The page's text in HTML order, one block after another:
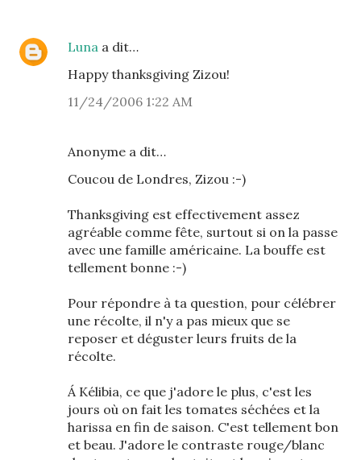
Luna a dit…
Happy thanksgiving Zizou!
11/24/2006 1:22 AM
Anonyme a dit…
Coucou de Londres, Zizou :-)
Thanksgiving est effectivement assez
agréable comme fête, surtout si on la passe
avec une famille américaine. La bouffe est
tellement bonne :-)
Pour répondre à ta question, pour célébrer
une récolte, il n'y a pas mieux que se
reposer et déguster leurs fruits de la
récolte.
Á Kélibia, ce que j'adore le plus, c'est les
jours où on fait les tomates séchées et la
harissa en fin de saison. C'est tellement bon
et beau. J'adore le contraste rouge/blanc